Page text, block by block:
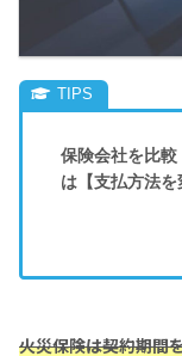
保険会社を比
は【支払方法
火災保険は契約期間